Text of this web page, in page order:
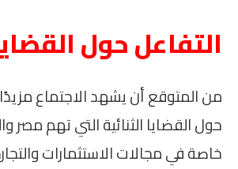
التفاعل حول
من المتوقع أن يشهد الاجتماع
حول القضايا الثنائية التي تهم مصر
خاصة في مجالات الاستثمارات